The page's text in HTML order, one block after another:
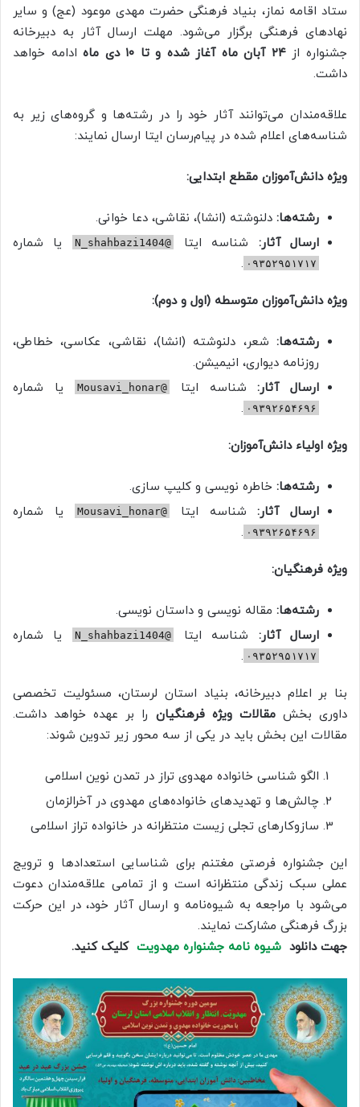
ستاد اقامه نماز، بنیاد فرهنگی حضرت مهدی موعود (عج) و سایر
نهادهای فرهنگی برگزار می‌شود. مهلت ارسال آثار به دبیرخانه
جشنواره از۲۴ آبان ماه آغاز شده و تا ۱۰ دی ماه
ادامه خواهد
داشت.
علاقه‌مندان می‌توانند آثار خود را در رشته‌ها و گروه‌های زیر به
شناسه‌های اعلام شده در پیام‌رسان ایتا ارسال نمایند:
ویژه دانش‌آموزان مقطع ابتدایی:
رشته‌ها: دلنوشته (انشا)، نقاشی، دعا خوانی.
ارسال آثار: شناسه ایتا @N_shahbazi1404 یا شماره
۰۹۳۵۲۹۵۱۷۱۷ .
ویژه دانش‌آموزان متوسطه (اول و دوم):
رشته‌ها: شعر، دلنوشته (انشا)، نقاشی، عکاسی، خطاطی،
روزنامه دیواری، انیمیشن.
ارسال آثار:شناسه ایتا @Mousavi_honar یا شماره
۰۹۳۹۲۶۵۴۶۹۶ .
ویژه اولیاء دانش‌آموزان:
رشته‌ها: خاطره نویسی و کلیپ سازی.
ارسال آثار:شناسه ایتا @Mousavi_honar یا شماره
۰۹۳۹۲۶۵۴۶۹۶ .
ویژه فرهنگیان:
رشته‌ها: مقاله نویسی و داستان نویسی.
ارسال آثار: شناسه ایتا @N_shahbazi1404 یا شماره
۰۹۳۵۲۹۵۱۷۱۷ .
بنا بر اعلام دبیرخانه، بنیاد استان لرستان، مسئولیت تخصصی
داوری بخشمقالات ویژه فرهنگیان را بر عهده خواهد داشت.
مقالات این بخش باید در یکی از سه محور زیر تدوین شوند:
الگو شناسی خانواده مهدوی تراز در تمدن نوین اسلامی
چالش‌ها و تهدیدهای خانواده‌های مهدوی در آخرالزمان
سازوکارهای تجلی زیست منتظرانه در خانواده تراز اسلامی
این جشنواره فرصتی مغتنم برای شناسایی استعدادها و ترویج
عملی سبک زندگی منتظرانه است و از تمامی علاقه‌مندان دعوت
می‌شود با مراجعه به شیوه‌نامه و ارسال آثار خود، در این حرکت
بزرگ فرهنگی مشارکت نمایند.
جهت دانلود شیوه نامه جشنواره مهدویت کلیک کنید.